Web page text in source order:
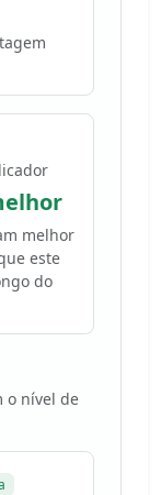
melhor
este
do
o nível de